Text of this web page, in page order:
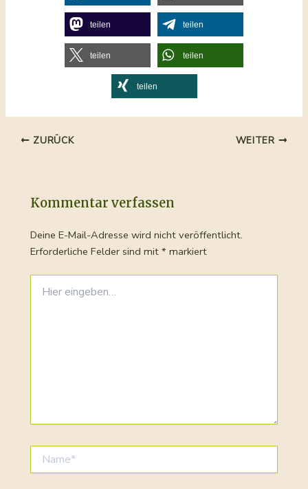
teilen teilen
teilen teilen
teilen
Beitragsnavigation
ZURÜCK WEITER
Kommentar verfassen
Deine E-Mail-Adresse wird nicht veröffentlicht.
Erforderliche Felder sind mit* markiert
eingeben…